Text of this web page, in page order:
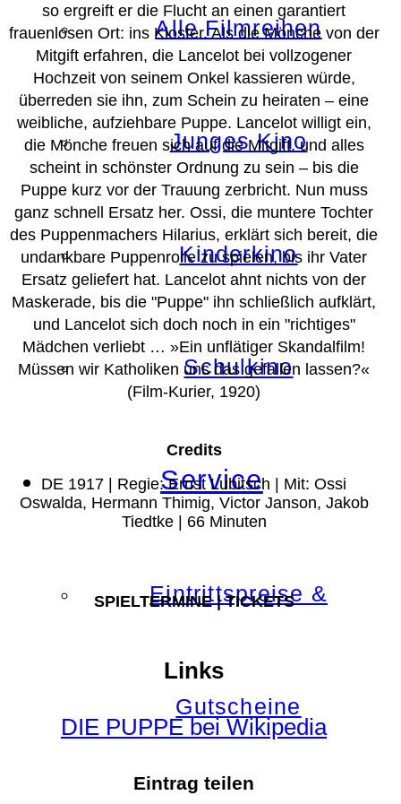
Alle Filmreihen
Junges Kino
Kinderkino
Schulkino
Service
Eintrittspreise &
Gutscheine
so ergreift er die Flucht an einen garantiert
frauenlosen Ort: ins Kloster. Als die Mönche von der
Mitgift erfahren, die Lancelot bei vollzogener
Hochzeit von seinem Onkel kassieren würde,
überreden sie ihn, zum Schein zu heiraten – eine
weibliche, aufziehbare Puppe. Lancelot willigt ein,
die Mönche freuen sich auf die Mitgift, und alles
scheint in schönster Ordnung zu sein – bis die
Puppe kurz vor der Trauung zerbricht. Nun muss
ganz schnell Ersatz her. Ossi, die muntere Tochter
des Puppenmachers Hilarius, erklärt sich bereit, die
undankbare Puppenrolle zu spielen, bis ihr Vater
Ersatz geliefert hat. Lancelot ahnt nichts von der
Maskerade, bis die "Puppe" ihn schließlich aufklärt,
und Lancelot sich doch noch in ein "richtiges"
Mädchen verliebt … »Ein unflätiger Skandalfilm!
Müssen wir Katholiken uns das gefallen lassen?«
(Film-Kurier, 1920)
Credits
DE 1917 | Regie: Ernst Lubitsch | Mit: Ossi
Oswalda, Hermann Thimig, Victor Janson, Jakob
Tiedtke | 66 Minuten
SPIELTERMINE | TICKETS
Links
DIE PUPPE bei Wikipedia
Eintrag teilen